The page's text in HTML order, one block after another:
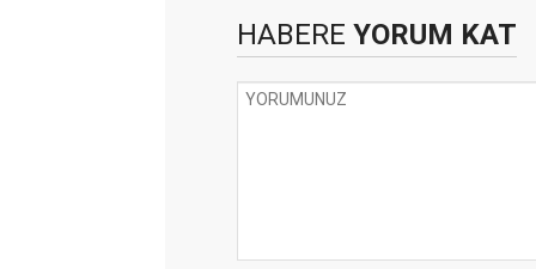
HABERE YORUM KAT